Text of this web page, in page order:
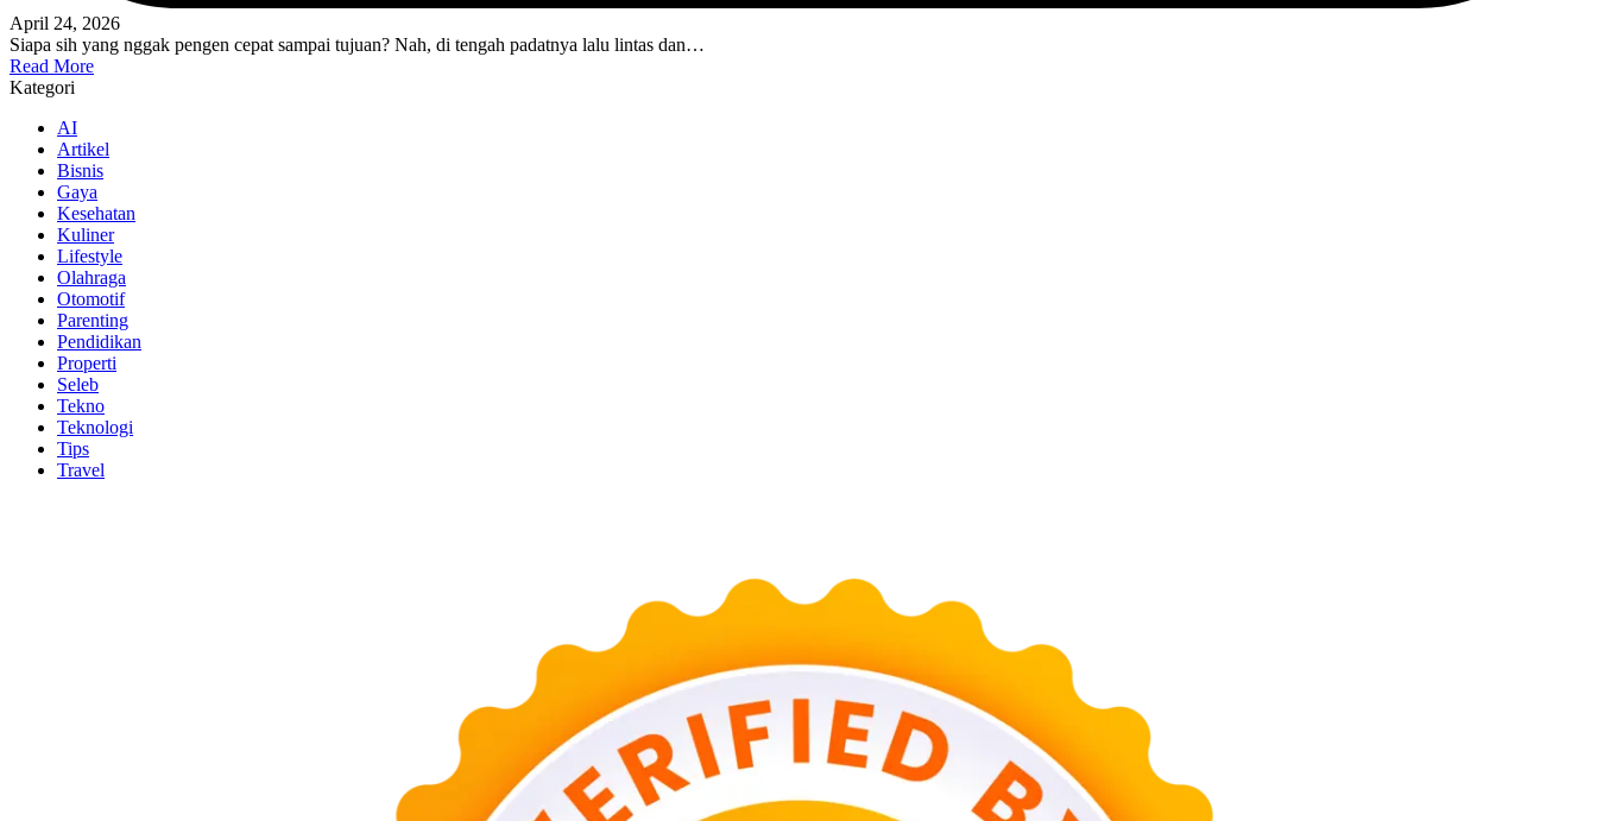
April 24, 2026
Siapa sih yang nggak pengen cepat sampai tujuan? Nah, di tengah padatnya lalu lintas dan…
Read More
Kategori
AI
Artikel
Bisnis
Gaya
Kesehatan
Kuliner
Lifestyle
Olahraga
Otomotif
Parenting
Pendidikan
Properti
Seleb
Tekno
Teknologi
Tips
Travel